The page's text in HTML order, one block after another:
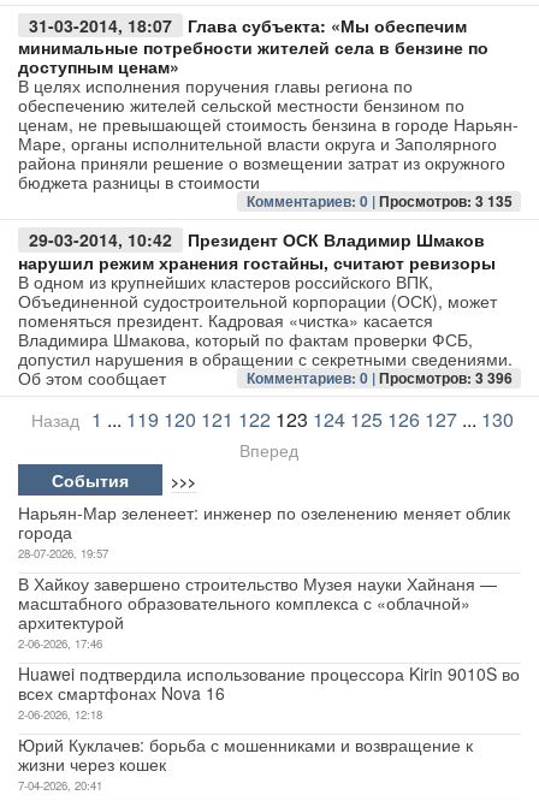
31-03-2014, 18:07
Глава субъекта: «Мы обеспечим
минимальные потребности жителей села в бензине по
доступным ценам»
В целях исполнения поручения главы региона по
обеспечению жителей сельской местности бензином по
ценам, не превышающей стоимость бензина в городе Нарьян-
Маре, органы исполнительной власти округа и Заполярного
района приняли решение о возмещении затрат из окружного
бюджета разницы в стоимости
Комментариев: 0 |Просмотров: 3 135
29-03-2014, 10:42
Президент ОСК Владимир Шмаков
нарушил режим хранения гостайны, считают ревизоры
В одном из крупнейших кластеров российского ВПК,
Объединенной судостроительной корпорации (ОСК), может
поменяться президент. Кадровая «чистка» касается
Владимира Шмакова, который по фактам проверки ФСБ,
допустил нарушения в обращении с секретными сведениями.
Об этом сообщает
Комментариев: 0 |Просмотров: 3 396
Назад 1 ... 119 120 121 122 123 124 125 126 127 ... 130
Вперед
События
>>>
Нарьян-Мар зеленеет: инженер по озеленению меняет облик
города
28-07-2026, 19:57
В Хайкоу завершено строительство Музея науки Хайнаня —
масштабного образовательного комплекса с «облачной»
архитектурой
2-06-2026, 17:46
Huawei подтвердила использование процессора Kirin 9010S во
всех смартфонах Nova 16
2-06-2026, 12:18
Юрий Куклачев: борьба с мошенниками и возвращение к
жизни через кошек
7-04-2026, 20:41